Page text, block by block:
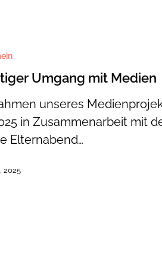
Umgang mit Medien
unseres
in Zusammenarbeit mit
Elternabend…
2025